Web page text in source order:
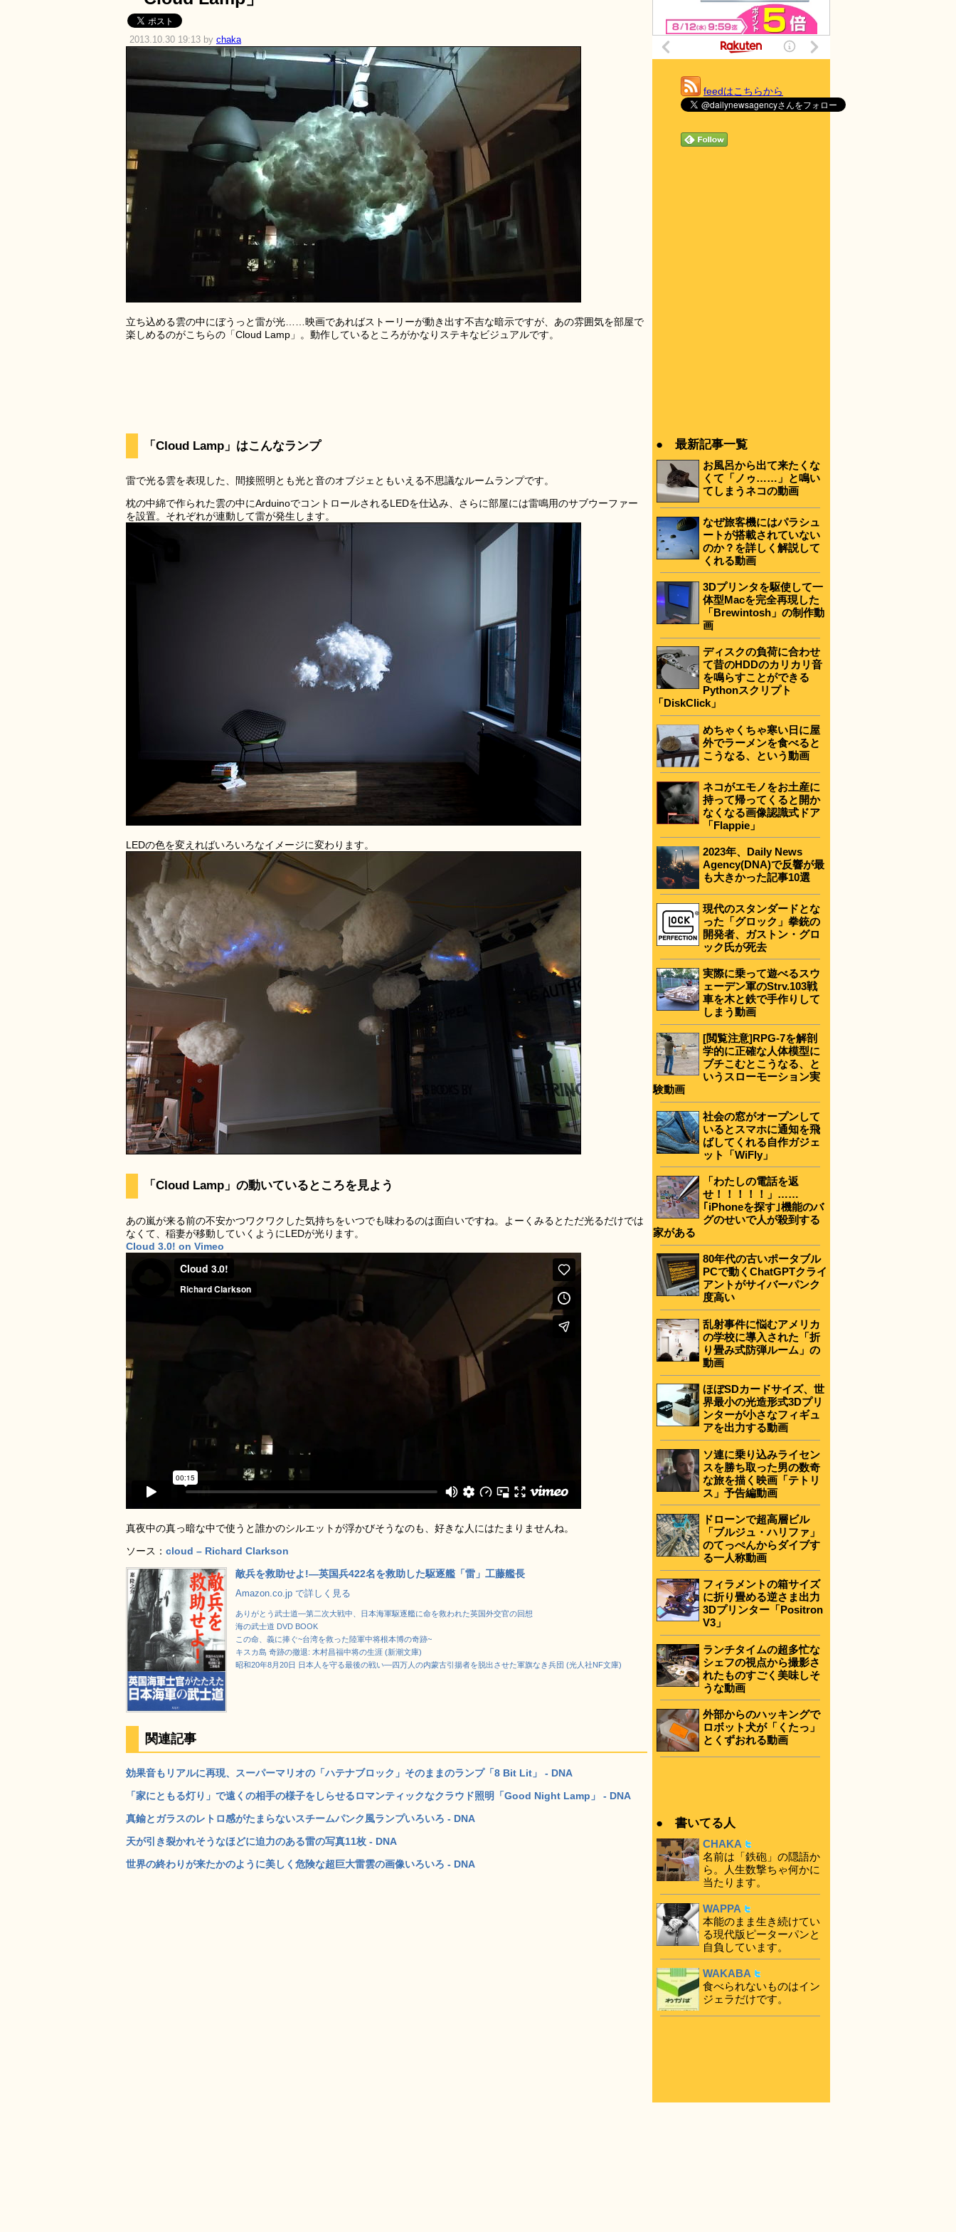
2013.10.30 19:13 by chaka
立ち込める雲の中にぼうっと雷が光……映画であればストーリーが動き出す不吉な暗示ですが、あの雰囲気を部屋で
楽しめるのがこちらの「Cloud Lamp」。動作しているところがかなりステキなビジュアルです。
「Cloud Lamp」はこんなランプ
雷で光る雲を表現した、間接照明とも光と音のオブジェともいえる不思議なルームランプです。
枕の中綿で作られた雲の中にArduinoでコントロールされるLEDを仕込み、さらに部屋には雷鳴用のサブウーファー
を設置。それぞれが連動して雷が発生します。
LEDの色を変えればいろいろなイメージに変わります。
「Cloud Lamp」の動いているところを見よう
あの嵐が来る前の不安かつワクワクした気持ちをいつでも味わるのは面白いですね。よーくみるとただ光るだけでは
なくて、稲妻が移動していくようにLEDが光ります。
Cloud 3.0! on Vimeo
真夜中の真っ暗な中で使うと誰かのシルエットが浮かびそうなのも、好きな人にはたまりませんね。
ソース： cloud – Richard Clarkson
敵兵を救助せよ!―英国兵422名を救助した駆逐艦「雷」工藤艦長
Amazon.co.jp で詳しく見る
ありがとう武士道―第二次大戦中、日本海軍駆逐艦に命を救われた英国外交官の回想
海の武士道 DVD BOOK
この命、義に捧ぐ~台湾を救った陸軍中将根本博の奇跡~
キスカ島 奇跡の撤退: 木村昌福中将の生涯 (新潮文庫)
昭和20年8月20日 日本人を守る最後の戦い―四万人の内蒙古引揚者を脱出させた軍旗なき兵団 (光人社NF文庫)
関連記事
効果音もリアルに再現、スーパーマリオの「ハテナブロック」そのままのランプ「8 Bit Lit」 - DNA
「家にともる灯り」で遠くの相手の様子をしらせるロマンティックなクラウド照明「Good Night Lamp」 - DNA
真鍮とガラスのレトロ感がたまらないスチームパンク風ランプいろいろ - DNA
天が引き裂かれそうなほどに迫力のある雷の写真11枚 - DNA
世界の終わりが来たかのように美しく危険な超巨大雷雲の画像いろいろ - DNA
feedはこちらから
● 最新記事一覧
お風呂から出て来たくな
くて「ノゥ……」と鳴い
てしまうネコの動画
なぜ旅客機にはパラシュ
ートが搭載されていない
のか？を詳しく解説して
くれる動画
3Dプリンタを駆使して一
体型Macを完全再現した
「Brewintosh」の制作動
画
ディスクの負荷に合わせ
て昔のHDDのカリカリ音
を鳴らすことができる
Pythonスクリプト
「DiskClick」
めちゃくちゃ寒い日に屋
外でラーメンを食べると
こうなる、という動画
ネコがエモノをお土産に
持って帰ってくると開か
なくなる画像認識式ドア
「Flappie」
2023年、Daily News
Agency(DNA)で反響が最
も大きかった記事10選
現代のスタンダードとな
った「グロック」拳銃の
開発者、ガストン・グロ
ック氏が死去
実際に乗って遊べるスウ
ェーデン軍のStrv.103戦
車を木と鉄で手作りして
しまう動画
[閲覧注意]RPG-7を解剖
学的に正確な人体模型に
ブチこむとこうなる、と
いうスローモーション実
験動画
社会の窓がオープンして
いるとスマホに通知を飛
ばしてくれる自作ガジェ
ット「WiFly」
「わたしの電話を返
せ！！！！！」……
｢iPhoneを探す｣機能のバ
グのせいで人が殺到する
家がある
80年代の古いポータブル
PCで動くChatGPTクライ
アントがサイバーパンク
度高い
乱射事件に悩むアメリカ
の学校に導入された「折
り畳み式防弾ルーム」の
動画
ほぼSDカードサイズ、世
界最小の光造形式3Dプリ
ンターが小さなフィギュ
アを出力する動画
ソ連に乗り込みライセン
スを勝ち取った男の数奇
な旅を描く映画「テトリ
ス」予告編動画
ドローンで超高層ビル
「ブルジュ・ハリファ」
のてっぺんからダイブす
る一人称動画
フィラメントの箱サイズ
に折り畳める逆さま出力
3Dプリンター「Positron
V3」
ランチタイムの超多忙な
シェフの視点から撮影さ
れたものすごく美味しそ
うな動画
外部からのハッキングで
ロボット犬が「くたっ」
とくずおれる動画
● 書いてる人
CHAKA
名前は「鉄砲」の隠語か
ら。人生数撃ちゃ何かに
当たります。
WAPPA
本能のまま生き続けてい
る現代版ピーターパンと
自負しています。
WAKABA
食べられないものはイン
ジェラだけです。